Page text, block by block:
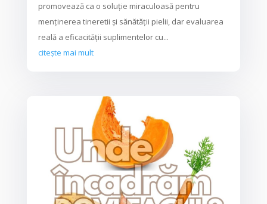
promovează ca o soluție miraculoasă pentru
menținerea tineretii și sănătății pielii, dar evaluarea
reală a eficacității suplimentelor cu...
citește mai mult